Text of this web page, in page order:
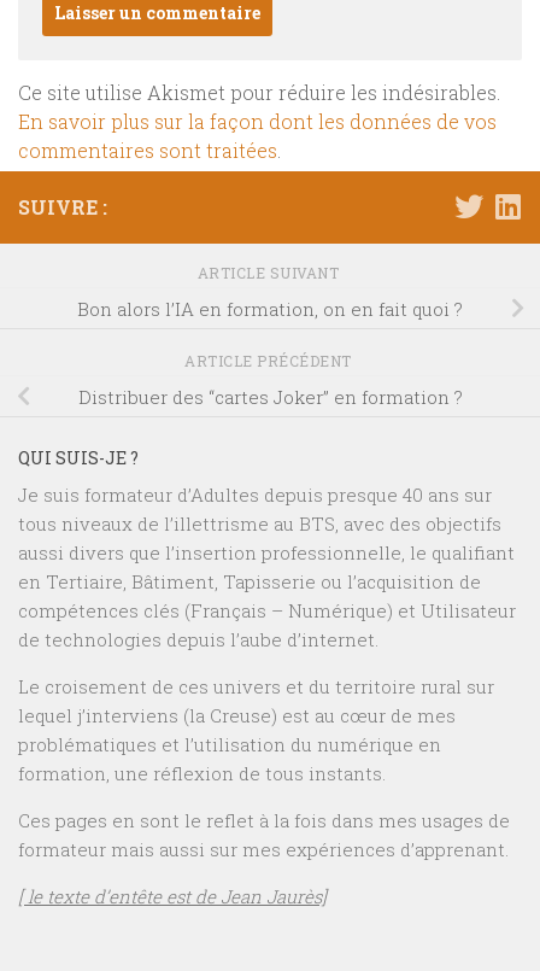
Ce site utilise Akismet pour réduire les indésirables.
En savoir plus sur la façon dont les données de vos
commentaires sont traitées
SUIVRE :
ARTICLE SUIVANT
Bon alors l’IA en formation, on en fait quoi ?
ARTICLE PRÉCÉDENT
Distribuer des “cartes Joker” en formation ?
QUI SUIS-JE ?
Je suis formateur d’Adultes depuis presque 40 ans sur
tous niveaux de l’illettrisme au BTS, avec des objectifs
aussi divers que l’insertion professionnelle, le qualifiant
en Tertiaire, Bâtiment, Tapisserie ou l’acquisition de
compétences clés (Français – Numérique) et Utilisateur
de technologies depuis l’aube d’internet.
Le croisement de ces univers et du territoire rural sur
lequel j’interviens (la Creuse) est au cœur de mes
problématiques et l’utilisation du numérique en
formation, une réflexion de tous instants.
Ces pages en sont le reflet à la fois dans mes usages de
formateur mais aussi sur mes expériences d’apprenant.
[ le texte d’entête est de Jean Jaurès]